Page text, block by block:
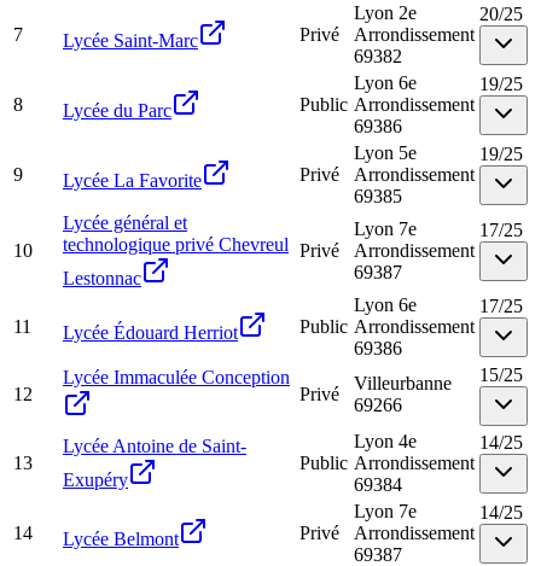
7 Lycée Saint-Marc Privé
Lyon 2e
Arrondissement
69382
20/25
8 Lycée du Parc Public
Lyon 6e
Arrondissement
69386
19/25
9 Lycée La Favorite Privé
Lyon 5e
Arrondissement
69385
19/25
10
Lycée général et
technologique privé Chevreul
Lestonnac
Privé
Lyon 7e
Arrondissement
69387
17/25
11 Lycée Édouard Herriot Public
Lyon 6e
Arrondissement
69386
17/25
12
Lycée Immaculée Conception
Privé
Villeurbanne
69266
15/25
13
Lycée Antoine de Saint-
Exupéry
Public
Lyon 4e
Arrondissement
69384
14/25
14 Lycée Belmont Privé
Lyon 7e
Arrondissement
69387
14/25